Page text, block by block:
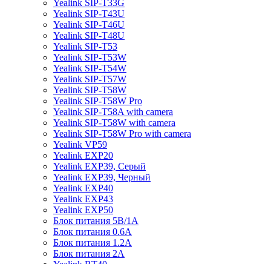
Yealink SIP-T33G
Yealink SIP-T43U
Yealink SIP-T46U
Yealink SIP-T48U
Yealink SIP-T53
Yealink SIP-T53W
Yealink SIP-T54W
Yealink SIP-T57W
Yealink SIP-T58W
Yealink SIP-T58W Pro
Yealink SIP-T58A with camera
Yealink SIP-T58W with camera
Yealink SIP-T58W Pro with camera
Yealink VP59
Yealink EXP20
Yealink EXP39, Серый
Yealink EXP39, Черный
Yealink EXP40
Yealink EXP43
Yealink EXP50
Блок питания 5В/1A
Блок питания 0.6A
Блок питания 1.2A
Блок питания 2A